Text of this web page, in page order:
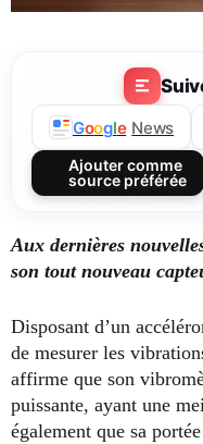
Google News
Ajouter comme
source préférée
Aux dernières
son tout nouveau
Disposant d’un
de mesurer les
affirme que son
puissante, ayant une
également que sa